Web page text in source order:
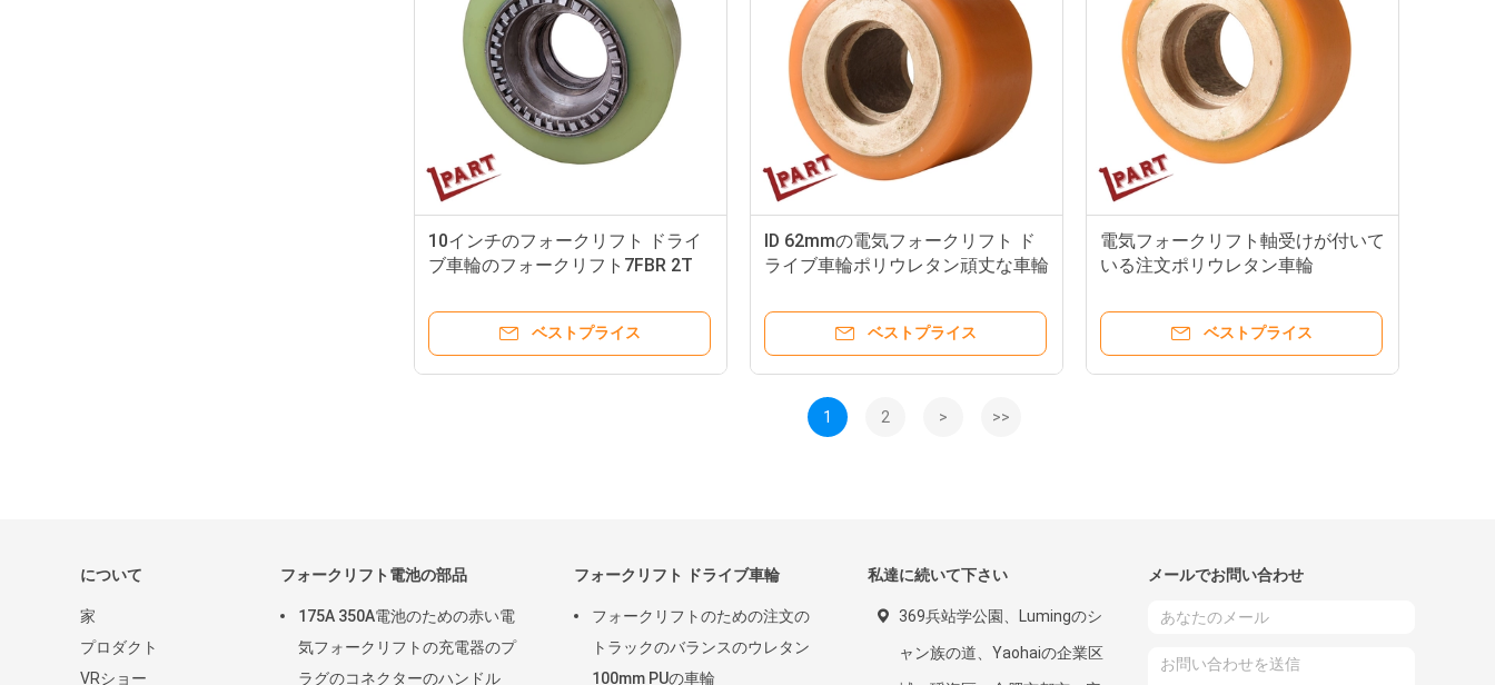
10インチのフォークリフト ドライ
ブ車輪のフォークリフト7FBR 2T
ベストプライス
ID 62mmの電気フォークリフト ド
ライブ車輪ポリウレタン頑丈な車輪
ベストプライス
電気フォークリフト軸受けが付いて
いる注文ポリウレタン車輪
ベストプライス
1 2 > >>
について
家
プロダクト
VRショー
フォークリフト電池の部品
175A 350A電池のための赤い電
気フォークリフトの充電器のプ
ラグのコネクターのハンドル
フォークリフト ドライブ車輪
フォークリフトのための注文の
トラックのバランスのウレタン
100mm PUの車輪
私達に続いて下さい
369兵站学公園、Lumingのシ
ャン族の道、Yaohaiの企業区
メールでお問い合わせ